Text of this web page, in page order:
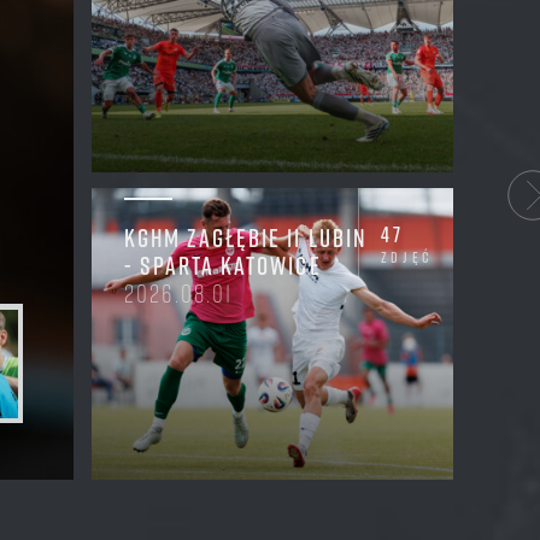
47
zdjęć
KGHM ZAGŁĘBIE II LUBIN
- SPARTA KATOWICE
2026.08.01